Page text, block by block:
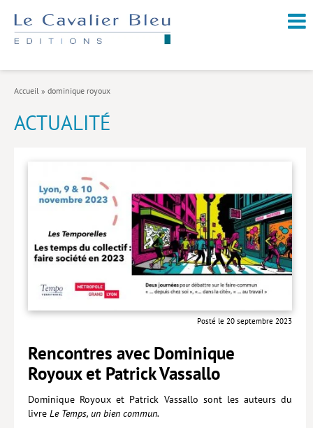
Histoire
Nature et environnement
Religions
Santé et médecine
Sciences
Index général des titres
COLLECTIONS
Accueil » dominique royoux
ACTUALITÉ
Posté le 20 septembre 2023
Rencontres avec Dominique
Royoux et Patrick Vassallo
Dominique Royoux et Patrick Vassallo sont les auteurs du
livre Le Temps, un bien commun.